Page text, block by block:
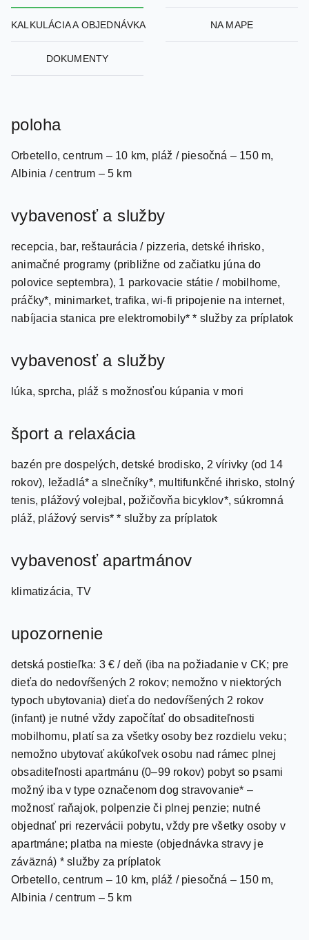
DOKUMENTY
Orbetello, centrum – 10 km, pláž / piesočná – 150 m,
recepcia, bar, reštaurácia / pizzeria, detské ihrisko,
polovice septembra), 1 parkovacie státie / mobilhome,
práčky*, minimarket, trafika, wi-fi pripojenie na internet,
nabíjacia stanica pre elektromobily* * služby za príplatok
lúka, sprcha, pláž s možnosťou kúpania v mori
bazén pre dospelých, detské brodisko, 2 vírivky (od 14
tenis, plážový volejbal, požičovňa bicyklov*, súkromná
pláž, plážový servis* * služby za príplatok
klimatizácia, TV
detská postieľka: 3 € / deň (iba na požiadanie v CK; pre
typoch ubytovania) dieťa do nedovŕšených 2 rokov
(infant) je nutné vždy započítať do obsaditeľnosti
mobilhomu, platí sa za všetky osoby bez rozdielu veku;
nemožno ubytovať akúkoľvek osobu nad rámec plnej
obsaditeľnosti apartmánu (0–99 rokov) pobyt so psami
možný iba v type označenom dog stravovanie* –
možnosť raňajok, polpenzie či plnej penzie; nutné
objednať pri rezervácii pobytu, vždy pre všetky osoby v
apartmáne; platba na mieste (objednávka stravy je
záväzná) * služby za príplatok
Orbetello, centrum – 10 km, pláž / piesočná – 150 m,
Albinia / centrum – 5 km